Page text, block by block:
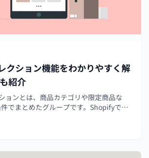
クション機能をわかりやすく解
紹介
ョンとは、商品カテゴリや限定商品な
でまとめたグループです。Shopifyでは
ンを設定します。またコレクションの